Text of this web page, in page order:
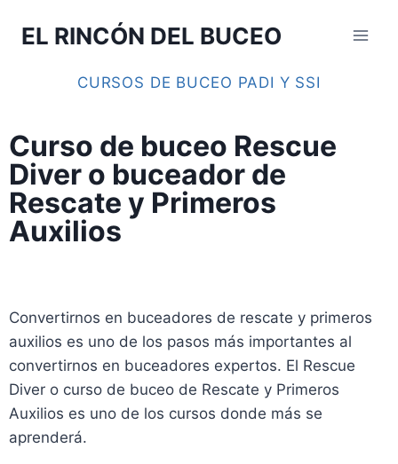
EL RINCÓN DEL BUCEO
CURSOS DE BUCEO PADI Y SSI
Curso de buceo Rescue
Diver o buceador de
Rescate y Primeros
Auxilios
Convertirnos en buceadores de rescate y primeros
auxilios es uno de los pasos más importantes al
convertirnos en buceadores expertos. El Rescue
Diver o curso de buceo de Rescate y Primeros
Auxilios es uno de los cursos donde más se
aprenderá.